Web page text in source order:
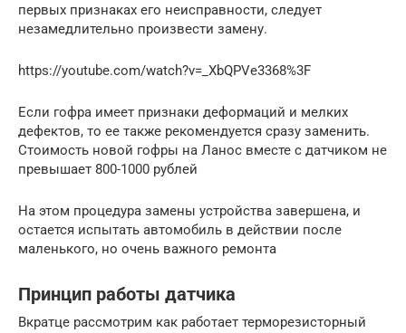
первых признаках его неисправности, следует
незамедлительно произвести замену.
https://youtube.com/watch?v=_XbQPVe3368%3F
Если гофра имеет признаки деформаций и мелких
дефектов, то ее также рекомендуется сразу заменить.
Стоимость новой гофры на Ланос вместе с датчиком не
превышает 800-1000 рублей
На этом процедура замены устройства завершена, и
остается испытать автомобиль в действии после
маленького, но очень важного ремонта
Принцип работы датчика
Вкратце рассмотрим как работает терморезисторный